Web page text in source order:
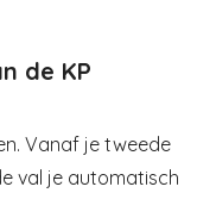
de KP
Vanaf je tweede
val je automatisch